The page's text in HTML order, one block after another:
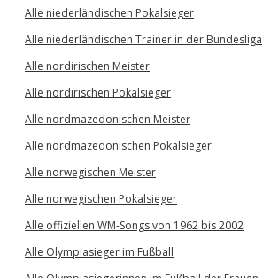
Alle niederländischen Pokalsieger
Alle niederländischen Trainer in der Bundesliga
Alle nordirischen Meister
Alle nordirischen Pokalsieger
Alle nordmazedonischen Meister
Alle nordmazedonischen Pokalsieger
Alle norwegischen Meister
Alle norwegischen Pokalsieger
Alle offiziellen WM-Songs von 1962 bis 2002
Alle Olympiasieger im Fußball